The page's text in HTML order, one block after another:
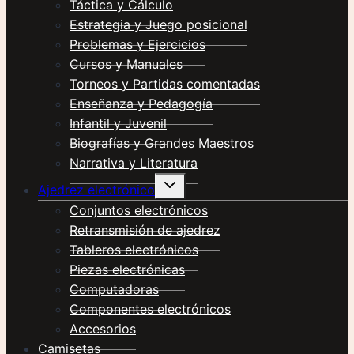
Táctica y Cálculo
Estrategia y Juego posicional
Problemas y Ejercicios
Cursos y Manuales
Torneos y Partidas comentadas
Enseñanza y Pedagogía
Infantil y Juvenil
Biografías y Grandes Maestros
Narrativa y Literatura
Ajedrez electrónico
Alternar
hijo
Conjuntos electrónicos
Retransmisión de ajedrez
Tableros electrónicos
Piezas electrónicas
Computadoras
Componentes electrónicos
Accesorios
Camisetas